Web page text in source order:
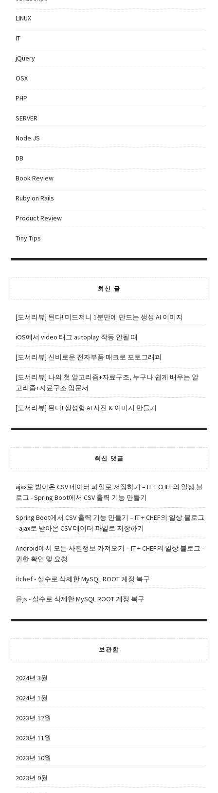
LINUX
IT
jQuery
OSX
PHP
SERVER
Node.JS
DB
Book Review
Ruby on Rails
Product Review
Tiny Tips
최신 글
[도서리뷰] 된다! 미드저니 1분만에 만드는 생성 AI 이미지
iOS에서 video 태그 autoplay 작동 안될 때
[도서리뷰] 신비로운 전자부품 매크로 포토그래피
[도서리뷰] 나의 첫 알고리즘+자료구조, 누구나 쉽게 배우는 알
고리즘+자료구조 입문서
[도서리뷰] 된다! 생성형 AI 사진 & 이미지 만들기
최신 댓글
ajax로 받아온 CSV 데이터 파일로 저장하기 – IT + CHEF의 일상 블
로그 -Spring Boot에서 CSV 출력 기능 만들기
Spring Boot에서 CSV 출력 기능 만들기 – IT + CHEF의 일상 블로그
-ajax로 받아온 CSV 데이터 파일로 저장하기
Android에서 모든 사진정보 가져오기 – IT + CHEF의 일상 블로그 -
권한 확인 및 요청
itchef- 실수로 삭제한 MySQL ROOT 계정 복구
윤js - 실수로 삭제한 MySQL ROOT 계정 복구
보관함
2024년 3월
2024년 1월
2023년 12월
2023년 11월
2023년 10월
2023년 9월